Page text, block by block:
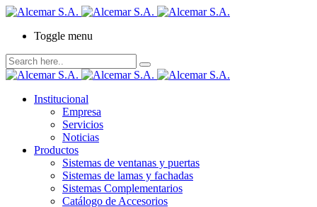
Toggle menu
Institucional
Empresa
Servicios
Noticias
Productos
Sistemas de ventanas y puertas
Sistemas de lamas y fachadas
Sistemas Complementarios
Catálogo de Accesorios